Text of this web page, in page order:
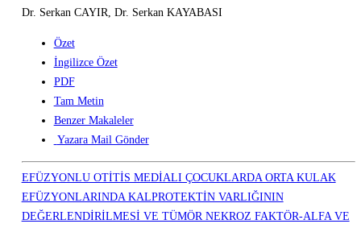
Dr. Serkan CAYIR, Dr. Serkan KAYABASI
Özet
İngilizce Özet
PDF
Tam Metin
Benzer Makaleler
Yazara Mail Gönder
EFÜZYONLU OTİTİS MEDİALI ÇOCUKLARDA ORTA KULAK
EFÜZYONLARINDA KALPROTEKTİN VARLIĞININ
DEĞERLENDİRİLMESİ VE TÜMÖR NEKROZ FAKTÖR-ALFA VE